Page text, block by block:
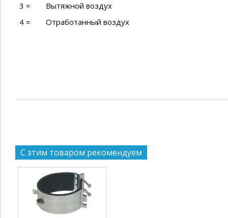
3 =
Вытяжной воздух
4 =
Отработанный воздух
С этим товаром рекомендуем